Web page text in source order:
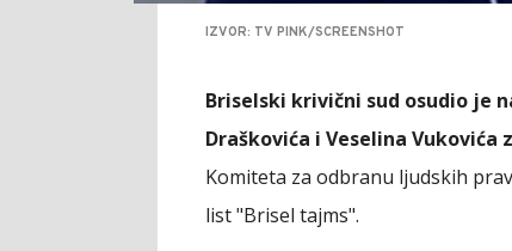
IZVOR: TV PINK/SCREENSHOT
Briselski krivični sud osudio je
Draškovića i Veselina Vukovića
Komiteta za odbranu ljudskih
list "Brisel tajms".